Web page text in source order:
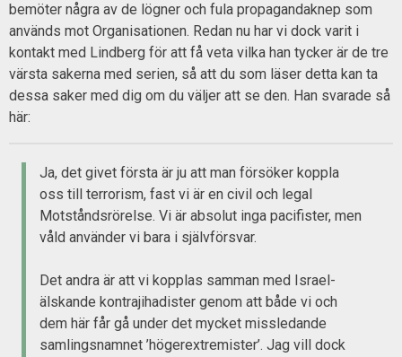
bemöter några av de lögner och fula propagandaknep som
används mot Organisationen. Redan nu har vi dock varit i
kontakt med Lindberg för att få veta vilka han tycker är de tre
värsta sakerna med serien, så att du som läser detta kan ta
dessa saker med dig om du väljer att se den. Han svarade så
här:
Ja, det givet första är ju att man försöker koppla
oss till terrorism, fast vi är en civil och legal
Motståndsrörelse. Vi är absolut inga pacifister, men
våld använder vi bara i självförsvar.
Det andra är att vi kopplas samman med Israel-
älskande kontrajihadister genom att både vi och
dem här får gå under det mycket missledande
samlingsnamnet ’högerextremister’. Jag vill dock